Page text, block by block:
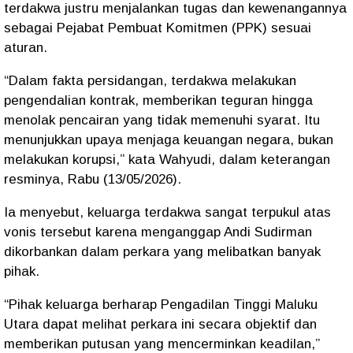
terdakwa justru menjalankan tugas dan kewenangannya
sebagai Pejabat Pembuat Komitmen (PPK) sesuai
aturan.
“Dalam fakta persidangan, terdakwa melakukan
pengendalian kontrak, memberikan teguran hingga
menolak pencairan yang tidak memenuhi syarat. Itu
menunjukkan upaya menjaga keuangan negara, bukan
melakukan korupsi,” kata Wahyudi, dalam keterangan
resminya, Rabu (13/05/2026).
Ia menyebut, keluarga terdakwa sangat terpukul atas
vonis tersebut karena menganggap Andi Sudirman
dikorbankan dalam perkara yang melibatkan banyak
pihak.
“Pihak keluarga berharap Pengadilan Tinggi Maluku
Utara dapat melihat perkara ini secara objektif dan
memberikan putusan yang mencerminkan keadilan,”